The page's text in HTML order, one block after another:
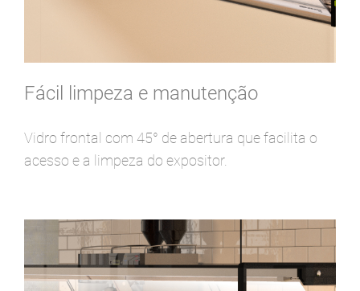
Fácil limpeza e manutenção
Vidro frontal com 45° de abertura que facilita o
acesso e a limpeza do expositor.